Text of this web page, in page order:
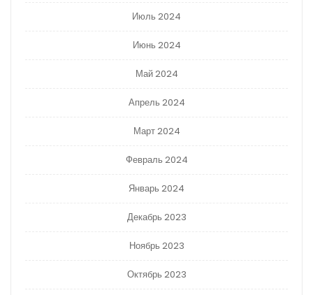
Июль 2024
Июнь 2024
Май 2024
Апрель 2024
Март 2024
Февраль 2024
Январь 2024
Декабрь 2023
Ноябрь 2023
Октябрь 2023